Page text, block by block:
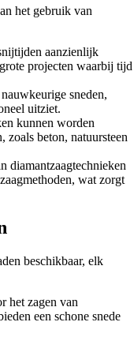
het gebruik van
aanzienlijk
projecten waarbij tijd
sneden,
uitziet.
kunnen worden
zoals beton, natuursteen
diamantzaagtechnieken
wat zorgt
beschikbaar, elk
het zagen van
een schone snede